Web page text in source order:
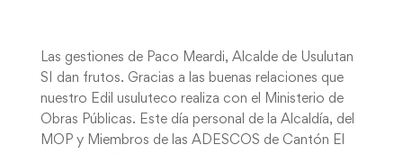
Las gestiones de Paco Meardi, Alcalde de Usulutan
SI dan frutos. Gracias a las buenas relaciones que
nuestro Edil usuluteco realiza con el Ministerio de
Obras Públicas. Este día personal de la Alcaldía, del
MOP y Miembros de las ADESCOS de Cantón El